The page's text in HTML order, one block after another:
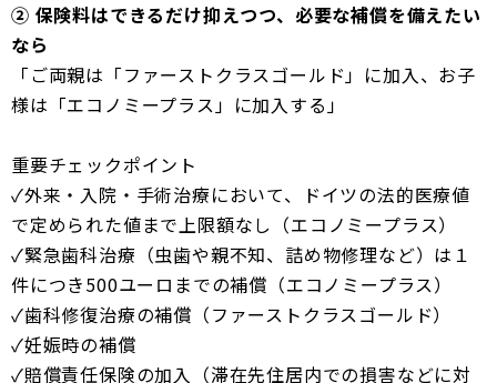
② 保険料はできるだけ抑えつつ、必要な補償を備えたい
なら
「ご両親は「ファーストクラスゴールド」に加入、お子
様は「エコノミープラス」に加入する」
重要チェックポイント
✓外来・入院・手術治療において、ドイツの法的医療値
で定められた値まで上限額なし（エコノミープラス）
✓緊急歯科治療（虫歯や親不知、詰め物修理など）は１
件につき500ユーロまでの補償（エコノミープラス）
✓歯科修復治療の補償（ファーストクラスゴールド）
✓妊娠時の補償
✓賠償責任保険の加入（滞在先住居内での損害などに対